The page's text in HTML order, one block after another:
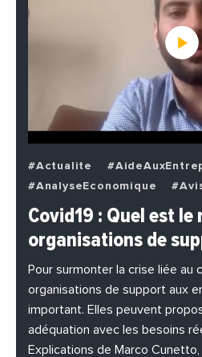
#Actualite
#AnalyseEconomique
#BuzzNews
#Decideurs
#EchangesMediterraneens
#EnDirectDe
#Entreprises
#PhotosEtVideos
Covid19 : Quel est le
organisations de
Pour surmonter la crise liée au
organisations de support aux
important. Elles peuvent
adéquation avec les besoins
Explications de Marco